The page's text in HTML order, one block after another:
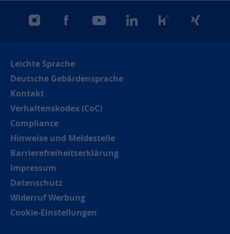
instagramfacebookyoutubelinkedinkununuxing
Leichte Sprache
Deutsche Gebärdensprache
Kontakt
Verhaltenskodex (CoC)
Compliance
Hinweise und Meldestelle
Barrierefreiheitserklärung
Impressum
Datenschutz
Widerruf Werbung
Cookie-Einstellungen